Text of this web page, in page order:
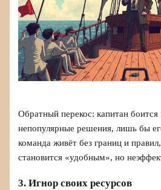
Обратный перекос: капитан боится
непопулярные решения, лишь бы
команда живёт без границ и
становится «удобным», но
3. Игнор своих ресурсов